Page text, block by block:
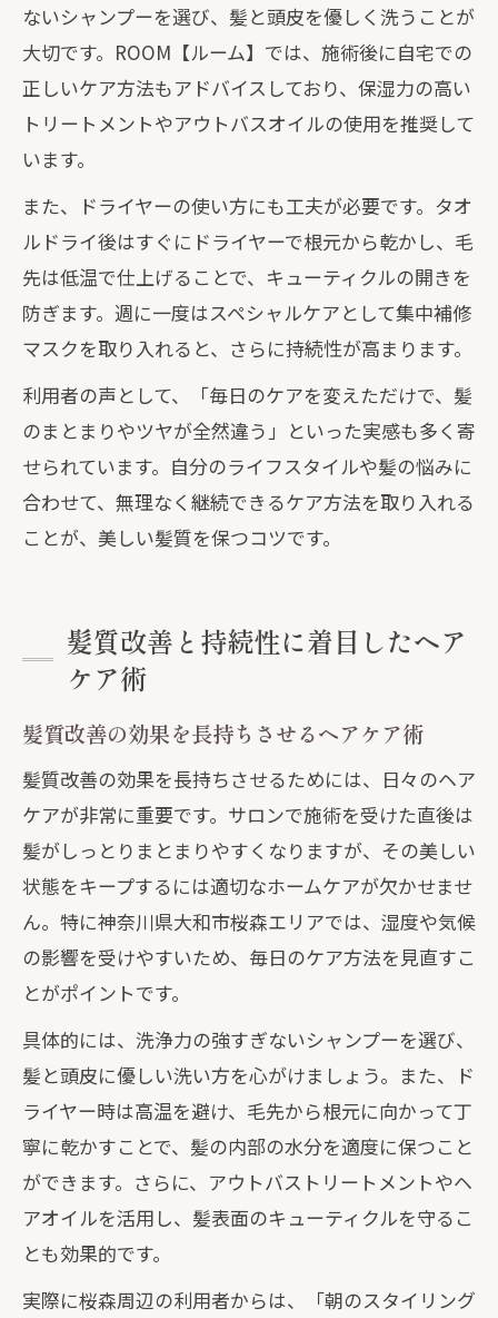
ないシャンプーを選び、髪と頭皮を優しく洗うことが
大切です。ROOM【ルーム】では、施術後に自宅での
正しいケア方法もアドバイスしており、保湿力の高い
トリートメントやアウトバスオイルの使用を推奨して
います。
また、ドライヤーの使い方にも工夫が必要です。タオ
ルドライ後はすぐにドライヤーで根元から乾かし、毛
先は低温で仕上げることで、キューティクルの開きを
防ぎます。週に一度はスペシャルケアとして集中補修
マスクを取り入れると、さらに持続性が高まります。
利用者の声として、「毎日のケアを変えただけで、髪
のまとまりやツヤが全然違う」といった実感も多く寄
せられています。自分のライフスタイルや髪の悩みに
合わせて、無理なく継続できるケア方法を取り入れる
ことが、美しい髪質を保つコツです。
髪質改善と持続性に着目したヘア
ケア術
髪質改善の効果を長持ちさせるヘアケア術
髪質改善の効果を長持ちさせるためには、日々のヘア
ケアが非常に重要です。サロンで施術を受けた直後は
髪がしっとりまとまりやすくなりますが、その美しい
状態をキープするには適切なホームケアが欠かせませ
ん。特に神奈川県大和市桜森エリアでは、湿度や気候
の影響を受けやすいため、毎日のケア方法を見直すこ
とがポイントです。
具体的には、洗浄力の強すぎないシャンプーを選び、
髪と頭皮に優しい洗い方を心がけましょう。また、ド
ライヤー時は高温を避け、毛先から根元に向かって丁
寧に乾かすことで、髪の内部の水分を適度に保つこと
ができます。さらに、アウトバストリートメントやヘ
アオイルを活用し、髪表面のキューティクルを守るこ
とも効果的です。
実際に桜森周辺の利用者からは、「朝のスタイリング